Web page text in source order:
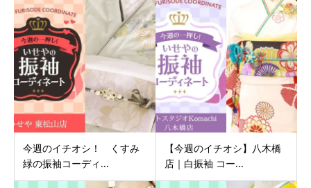
今週のイチオシ！ くすみ
緑の振袖コーディ...
【今週のイチオシ】八木橋
店｜白振袖 コー...